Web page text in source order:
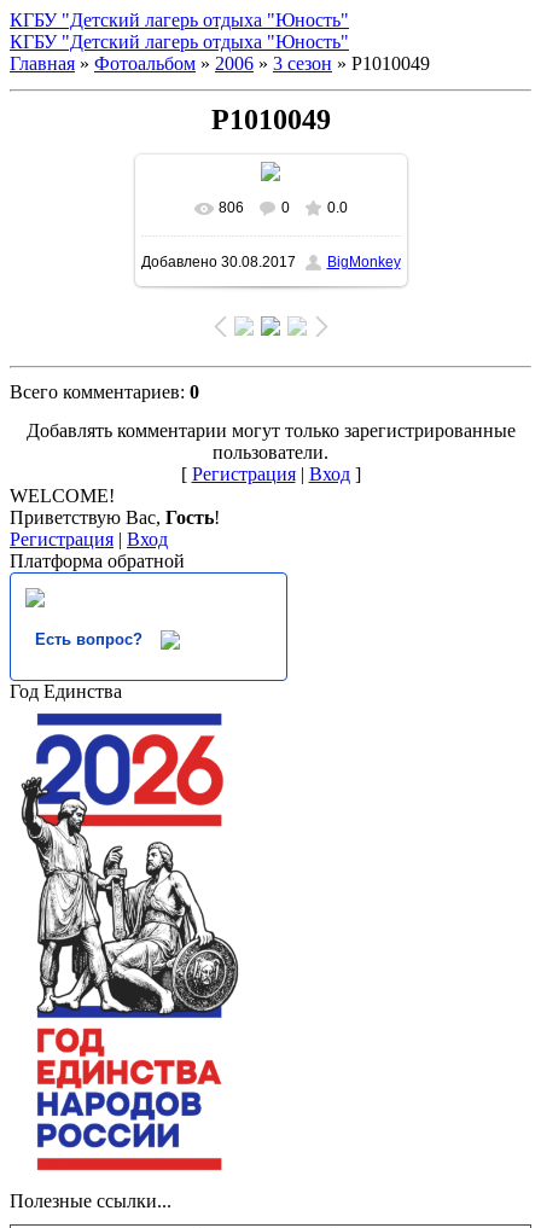
КГБУ "Детский лагерь отдыха "Юность"
КГБУ "Детский лагерь отдыха "Юность"
Главная » Фотоальбом » 2006 » 3 сезон » P1010049
P1010049
В реальном размере
1500x1125/ 439.3Kb
806 0 0.0
Добавлено30.08.2017 BigMonkey
Всего комментариев: 0
Добавлять комментарии могут только зарегистрированные
пользователи.
[ Регистрация| Вход]
WELCOME!
Приветствую Вас, Гость!
Регистрация | Вход
Платформа обратной
Есть вопрос?
Год Единства
Полезные ссылки...